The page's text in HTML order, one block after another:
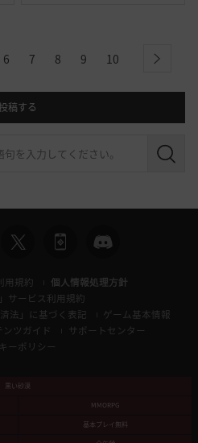
6 7 8 9 10 next
投稿する
検
用規約
個人情報処理方針
サービス利用規約
法」に基づく表記
ゲーム基本情報
ツガイド
サポートセンター
ーポリシー
黒い砂漠
MMORPG
基本プレイ無料